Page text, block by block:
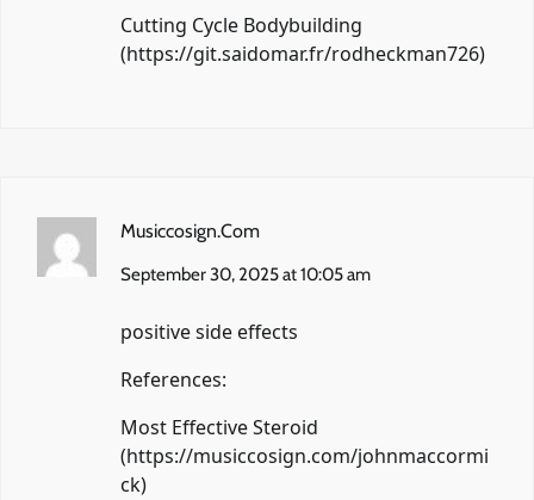
Cutting Cycle Bodybuilding
(https://git.saidomar.fr/rodheckman726)
Musiccosign.Com
September 30, 2025 at 10:05 am
positive side effects
References:
Most Effective Steroid
(https://musiccosign.com/johnmaccormi
ck)